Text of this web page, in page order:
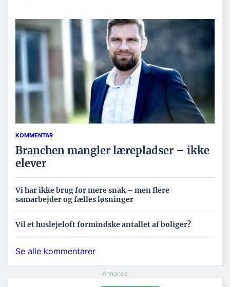
KOMMENTAR
Branchen mangler lærepladser – ikke
elever
Vi har ikke brug for mere snak – men flere
samarbejder og fælles løsninger
Vil et huslejeloft formindske antallet af boliger?
Se alle kommentarer